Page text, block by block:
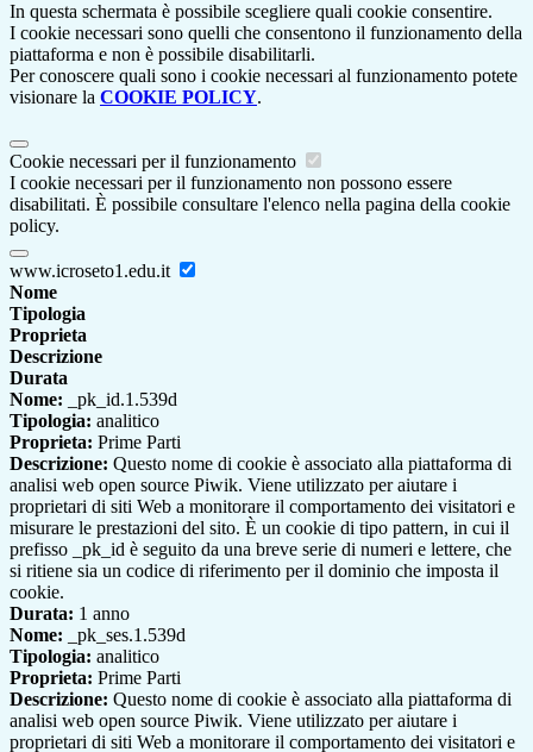
In questa schermata è possibile scegliere quali cookie consentire.
I cookie necessari sono quelli che consentono il funzionamento della
piattaforma e non è possibile disabilitarli.
Per conoscere quali sono i cookie necessari al funzionamento potete
visionare la COOKIE POLICY.
Cookie necessari per il funzionamento
I cookie necessari per il funzionamento non possono essere
disabilitati. È possibile consultare l'elenco nella pagina della cookie
policy.
www.icroseto1.edu.it
Nome
Tipologia
Proprieta
Descrizione
Durata
Nome: _pk_id.1.539d
Tipologia: analitico
Proprieta: Prime Parti
Descrizione: Questo nome di cookie è associato alla piattaforma di
analisi web open source Piwik. Viene utilizzato per aiutare i
proprietari di siti Web a monitorare il comportamento dei visitatori e
misurare le prestazioni del sito. È un cookie di tipo pattern, in cui il
prefisso _pk_id è seguito da una breve serie di numeri e lettere, che
si ritiene sia un codice di riferimento per il dominio che imposta il
cookie.
Durata: 1 anno
Nome: _pk_ses.1.539d
Tipologia: analitico
Proprieta: Prime Parti
Descrizione: Questo nome di cookie è associato alla piattaforma di
analisi web open source Piwik. Viene utilizzato per aiutare i
proprietari di siti Web a monitorare il comportamento dei visitatori e